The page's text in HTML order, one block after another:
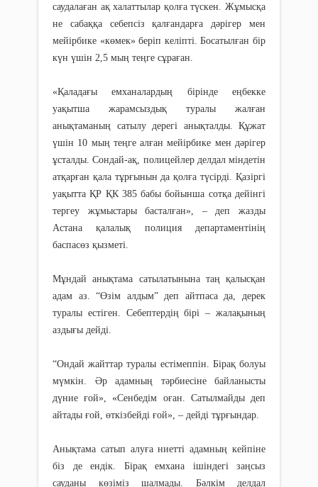
саудалаған ақ халаттылар қолға түскен. Жұмысқа
не сабаққа себепсіз қалғандарға дәрігер мен
мейірбике «көмек» беріп келіпті. Босатылған бір
күн үшін 2,5 мың теңге сұраған.
«Қаладағы емханалардың бірінде еңбекке
уақытша жарамсыздық туралы жалған
анықтаманың сатылу дерегі анықталды. Құжат
үшін 10 мың теңге алған мейірбике мен дәрігер
ұсталды. Сондай-ақ, полицейлер делдал міндетін
атқарған қала тұрғынын да қолға түсірді. Қазіргі
уақытта ҚР ҚК 385 бабы бойынша сотқа дейінгі
тергеу жұмыстары басталған», – деп жазды
Астана қалалық полиция департаментінің
баспасөз қызметі.
Мұндай анықтама сатылатынына таң қалысқан
адам аз. “Өзім алдым” деп айтпаса да, дерек
туралы естіген. Себептердің бірі – жалақының
аздығы дейді.
“Ондай жайттар туралы естімеппін. Бірақ болуы
мүмкін. Әр адамның тәрбиесіне байланысты
дүние ғой», «Сенбедім оған. Сатылмайды деп
айтады ғой, өткізбейді ғой», – дейді тұрғындар.
Анықтама сатып алуға ниетті адамның кейпіне
біз де ендік. Бірақ емхана ішіндегі заңсыз
сауданы көзіміз шалмады. Бәлкім делдал